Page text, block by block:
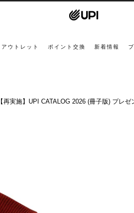
アウトレット ポイント交換 新着情報
【再実施】UPI CATALOG 2026 (冊子版) プレ